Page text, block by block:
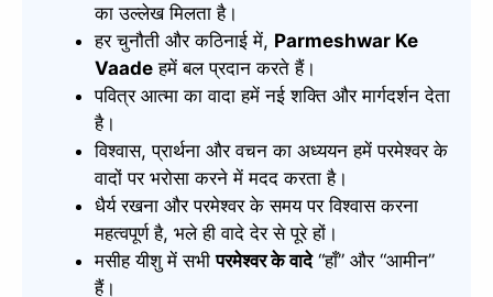
का उल्लेख मिलता है।
हर चुनौती और कठिनाई में, Parmeshwar Ke
Vaade हमें बल प्रदान करते हैं।
पवित्र आत्मा का वादा हमें नई शक्ति और मार्गदर्शन देता
है।
विश्वास, प्रार्थना और वचन का अध्ययन हमें परमेश्वर के
वादों पर भरोसा करने में मदद करता है।
धैर्य रखना और परमेश्वर के समय पर विश्वास करना
महत्वपूर्ण है, भले ही वादे देर से पूरे हों।
मसीह यीशु में सभीपरमेश्वर के वादे“हाँ” और “आमीन”
हैं।